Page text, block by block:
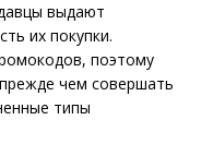
выдают
их покупки.
поэтому
чем совершать
типы